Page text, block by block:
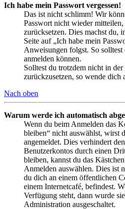
Ich habe mein Passwort vergessen!
Das ist nicht schlimm! Wir
Passwort nicht wieder mitteilen,
zurücksetzen. Dies machst du,
Seite auf „Ich habe mein
Anweisungen folgst. So
anmelden können.
Solltest du trotzdem nicht in
zurückzusetzen, so wende
Nach oben
Warum werde ich automatisch
Wenn du beim Anmelden das
bleiben“ nicht auswählst, wirst
angemeldet. Dies verhindert
Benutzerkontos durch einen
bleiben, kannst du das
Anmelden auswählen. Dies ist
du dich an einem öffentlichen
einem Internetcafé, befindest.
Verfügung steht, dann wurde
Administration ausgeschaltet.